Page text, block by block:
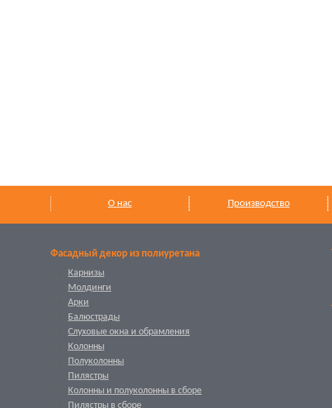
О нас Производство
Фасадный декор из полиуретана
Карнизы
Молдинги
Арки
Балюстрады
Слуховые окна и обрамления
Колонны
Полуколонны
Пилястры
Колонны и полуколонны в сборе
Пилястры в сборе